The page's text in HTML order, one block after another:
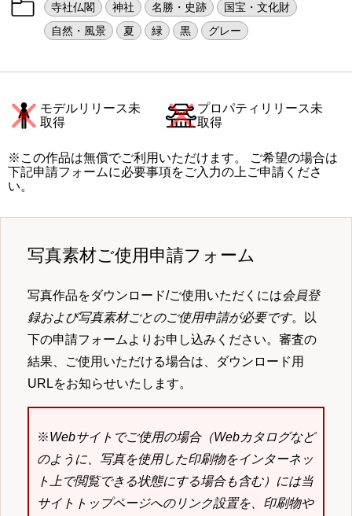
寺社仏閣 神社 名勝・史跡
国宝・文化財
自然・風景
夏 緑 黒 グレー
モデルリリース未
取得
プロパティリリース未
取得
※この作品は無償でご利用いただけます。 ご希望の場合は
下記申請フォームに必要事項をご入力の上ご申請くださ
い。
写真素材ご使用申請フォーム
写真作品をダウンロード/ご使用いただくには会員登
録および写真素材ごとのご使用申請が必要です。以
下の申請フォームよりお申し込みください。審査の
結果、ご使用いただける場合は、ダウンロード用
URLをお知らせいたします。
※Webサイトでご使用の場合（Webカタログなど
のように、写真を使用した印刷物をインターネッ
ト上で閲覧できる状態にする場合も含む）には当
サイトトップページへのリンク設置を、印刷物や